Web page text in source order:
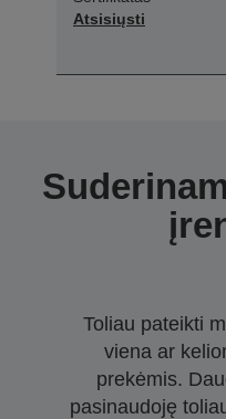
Atsisiųsti
Toliau pateikti
viena ar
prekėmis.
pasinaudoję